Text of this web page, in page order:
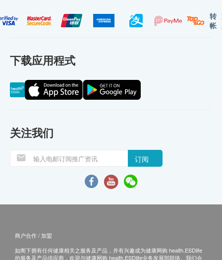
转
帐
下载应用程式
关注我们
订阅
商户合作 / 加盟
如阁下拥有任何健康相关之服务及产品，并有兴趣成为健康网购 health.ESDlife
的服务及产品供应商，欢迎与健康网购 health.ESDlife业务发展部联络。我们会